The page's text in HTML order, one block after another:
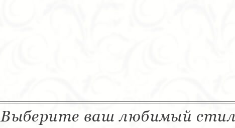
Выберите ваш любимый